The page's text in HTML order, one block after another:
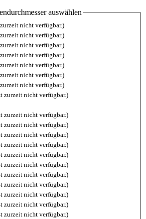
auswählen
nicht verfügbar.)
nicht verfügbar.)
nicht verfügbar.)
nicht verfügbar.)
nicht verfügbar.)
nicht verfügbar.)
nicht verfügbar.)
zurzeit nicht verfügbar.)
zurzeit nicht verfügbar.)
zurzeit nicht verfügbar.)
zurzeit nicht verfügbar.)
zurzeit nicht verfügbar.)
zurzeit nicht verfügbar.)
zurzeit nicht verfügbar.)
zurzeit nicht verfügbar.)
zurzeit nicht verfügbar.)
zurzeit nicht verfügbar.)
zurzeit nicht verfügbar.)
zurzeit nicht verfügbar.)